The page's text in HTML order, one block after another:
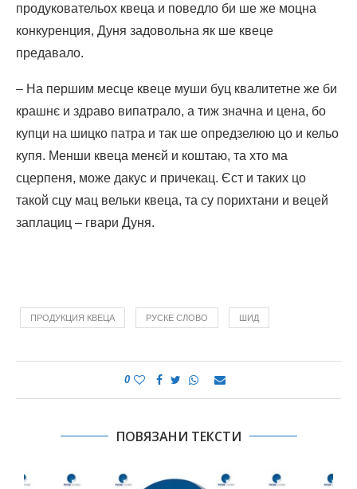
продуковательох квеца и поведло би ше же моцна
конкуренция, Дуня задовольна як ше квеце
предавало.
– На першим месце квеце муши буц квалитетне же би
крашнє и здраво випатрало, а тиж значна и цена, бо
купци на шицко патра и так ше опредзелюю цо и кельо
купя. Менши квеца менєй и коштаю, та хто ма
сцерпеня, може дакус и причекац. Єст и таких цо
такой сцу мац вельки квеца, та су порихтани и вецей
заплациц – гвари Дуня.
ПРОДУКЦИЯ КВЕЦА РУСКЕ СЛОВО ШИД
0
ПОВЯЗАНИ ТЕКСТИ